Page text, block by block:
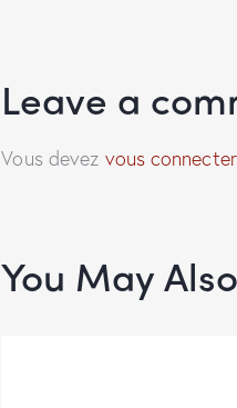
Leave a
Vous devez vous connecter
You May